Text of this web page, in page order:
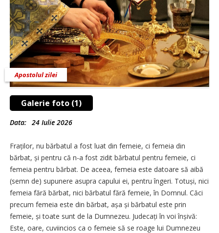
Galerie foto (1)
Apostolul zilei
Data: 24 Iulie 2026
Fraților, nu bărbatul a fost luat din femeie, ci femeia din
bărbat, și pentru că n-a fost zidit bărbatul pentru femeie, ci
femeia pentru bărbat. De aceea, femeia este datoare să aibă
(semn de) supunere asupra capului ei, pentru îngeri. Totuși, nici
femeia fără bărbat, nici bărbatul fără femeie, în Domnul. Căci
precum femeia este din bărbat, așa și bărbatul este prin
femeie, și toate sunt de la Dumnezeu. Judecați în voi înșivă:
Este, oare, cuviincios ca o femeie să se roage lui Dumnezeu